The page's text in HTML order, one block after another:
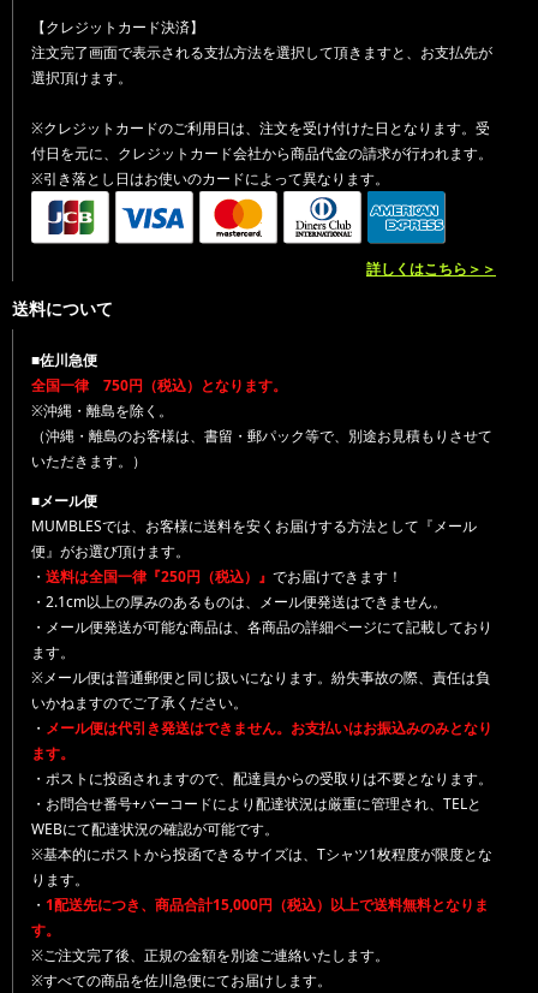
【クレジットカード決済】
注文完了画面で表示される支払方法を選択して頂きますと、お支払先が
選択頂けます。
※クレジットカードのご利用日は、注文を受け付けた日となります。受
付日を元に、クレジットカード会社から商品代金の請求が行われます。
※引き落とし日はお使いのカードによって異なります。
詳しくはこちら＞＞
送料について
■佐川急便
全国一律 750円（税込）となります。
※沖縄・離島を除く。
（沖縄・離島のお客様は、書留・郵パック等で、別途お見積もりさせて
いただきます。）
■メール便
MUMBLESでは、お客様に送料を安くお届けする方法として『メール
便』がお選び頂けます。
・ 送料は全国一律『250円（税込）』 でお届けできます！
・2.1cm以上の厚みのあるものは、メール便発送はできません。
・メール便発送が可能な商品は、各商品の詳細ページにて記載しており
ます。
※メール便は普通郵便と同じ扱いになります。紛失事故の際、責任は負
いかねますのでご了承ください。
・ メール便は代引き発送はできません。お支払いはお振込みのみとなり
ます。
・ポストに投函されますので、配達員からの受取りは不要となります。
・お問合せ番号+バーコードにより配達状況は厳重に管理され、TELと
WEBにて配達状況の確認が可能です。
※基本的にポストから投函できるサイズは、Tシャツ1枚程度が限度とな
ります。
・ 1配送先につき、商品合計15,000円（税込）以上で送料無料となりま
す。
※ご注文完了後、正規の金額を別途ご連絡いたします。
※すべての商品を佐川急便にてお届けします。